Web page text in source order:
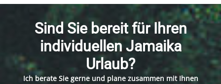
Sind Sie bereit für Ihren
individuellen Jamaika
Urlaub?
Ich berate Sie gerne und plane zusammen mit Ihnen